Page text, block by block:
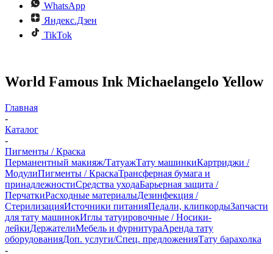
WhatsApp
Яндекс.Дзен
TikTok
World Famous Ink Michaelangelo Yellow
Главная
-
Каталог
-
Пигменты / Краска
Перманентный макияж/ТатуажТату машинкиКартриджи /
МодулиПигменты / КраскаТрансферная бумага и
принадлежностиСредства уходаБарьерная защита /
ПерчаткиРасходные материалыДезинфекция /
СтерилизацияИсточники питанияПедали, клипкордыЗапчасти
для тату машинокИглы татуировочные / Носики-
лейкиДержателиМебель и фурнитураАренда тату
оборудованияДоп. услуги/Спец. предложенияТату барахолка
-